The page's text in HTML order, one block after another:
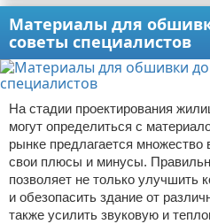
Материалы для
советы специалистов
На стадии проектирования
могут определиться с
рынке предлагается
свои плюсы и минусы.
позволяет не только улучшить
и обезопасить здание от
также усилить звуковую и